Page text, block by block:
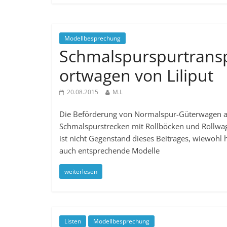
Modellbesprechung
ortwagen von Liliput
20.08.2015 M.I.
Die Beförderung von Normalspur-Güterwagen
Schmalspurstrecken mit Rollböcken und
ist nicht Gegenstand dieses Beitrages, wiewohl
auch entsprechende Modelle
weiterlesen
Listen Modellbesprechung